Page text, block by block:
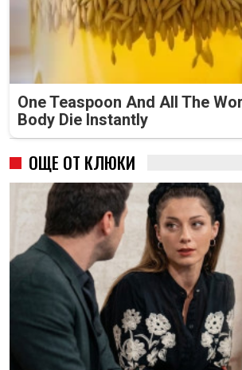
One Teaspoon And All The
Body Die Instantly
ОЩЕ ОТ КЛЮКИ